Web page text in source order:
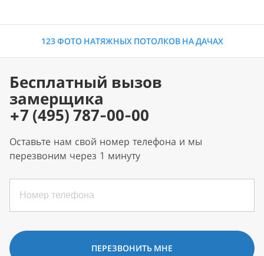
123 ФОТО НАТЯЖНЫХ ПОТОЛКОВ НА ДАЧАХ
Бесплатный вызов
замерщика
+7 (495) 787-00-00
Оставьте нам свой номер телефона и мы
перезвоним через 1 минуту
ПЕРЕЗВОНИТЬ МНЕ